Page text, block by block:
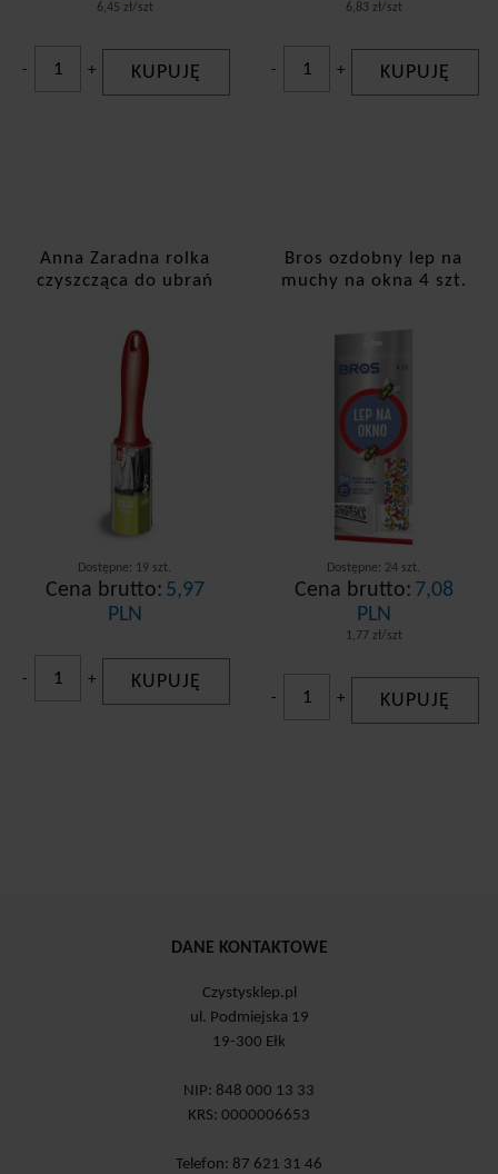
6,45 zł/szt
- + KUPUJĘ
6,83 zł/szt
- + KUPUJĘ
Anna Zaradna rolka
czyszcząca do ubrań
Dostępne: 19 szt.
Cena brutto: 5,97
PLN
- + KUPUJĘ
Bros ozdobny lep na
muchy na okna 4 szt.
Dostępne: 24 szt.
Cena brutto: 7,08
PLN
1,77 zł/szt
- + KUPUJĘ
DANE KONTAKTOWE
Czystysklep.pl
ul. Podmiejska 19
19-300 Ełk
NIP: 848 000 13 33
KRS: 0000006653
Telefon: 87 621 31 46